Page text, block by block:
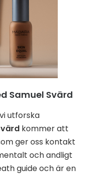
Samuel Svärd
utforska
kommer att
ger oss kontakt
och andligt
guide och är en